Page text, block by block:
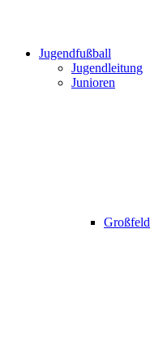
Jugendfußball
Jugendleitung
Junioren
Großfeld